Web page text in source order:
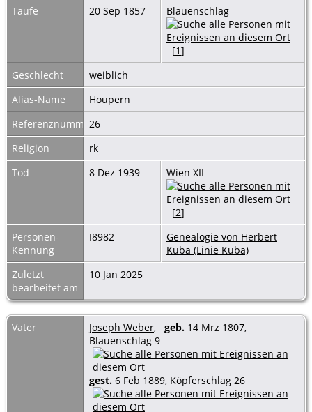
Taufe
20 Sep 1857 Blauenschlag
[1]
Geschlecht
weiblich
Alias-Name
Houpern
Referenznummer26
Religion
rk
Tod
8 Dez 1939 Wien XII
[2]
Personen-
Kennung
I8982
Genealogie von Herbert
Kuba (Linie Kuba)
Zuletzt
bearbeitet am
10 Jan 2025
Vater Joseph Weber, geb. 14 Mrz 1807,
Blauenschlag 9
gest. 6 Feb 1889, Köpferschlag 26